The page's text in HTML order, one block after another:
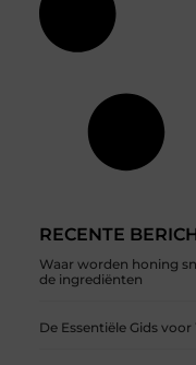
RECENTE
Waar worden honing
de ingrediënten
De Essentiële Gids